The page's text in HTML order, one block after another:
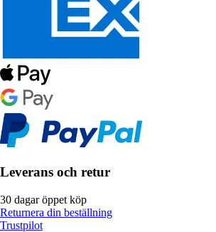
Leverans och retur
30 dagar öppet köp
Returnera din beställning
Trustpilot